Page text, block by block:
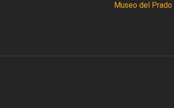
Museo del Prado